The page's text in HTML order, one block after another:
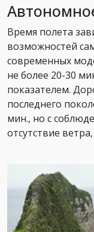
Время полета
возможностей
современных
не более 20-30
показателем.
последнего
мин., но с
отсутствие